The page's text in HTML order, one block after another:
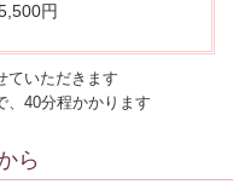
円
ていただきます
40分程かかります
ら